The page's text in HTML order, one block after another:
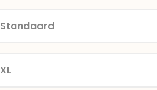
XL
Standaard